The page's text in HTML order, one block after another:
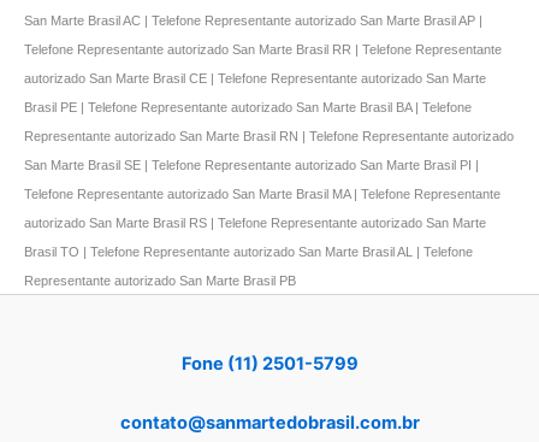
San Marte Brasil AC | Telefone Representante autorizado San Marte Brasil AP |
Telefone Representante autorizado San Marte Brasil RR | Telefone Representante
autorizado San Marte Brasil CE | Telefone Representante autorizado San Marte
Brasil PE | Telefone Representante autorizado San Marte Brasil BA | Telefone
Representante autorizado San Marte Brasil RN | Telefone Representante autorizado
San Marte Brasil SE | Telefone Representante autorizado San Marte Brasil PI |
Telefone Representante autorizado San Marte Brasil MA | Telefone Representante
autorizado San Marte Brasil RS | Telefone Representante autorizado San Marte
Brasil TO | Telefone Representante autorizado San Marte Brasil AL | Telefone
Representante autorizado San Marte Brasil PB
Fone (11) 2501-5799
contato@sanmartedobrasil.com.br